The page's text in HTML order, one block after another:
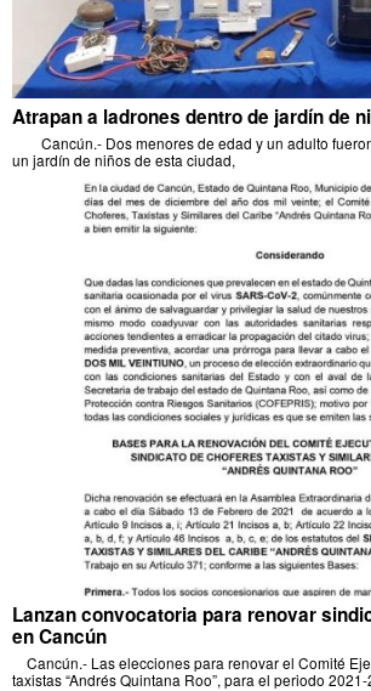
Atrapan a ladrones dentro de jardín de
Cancún.- Dos menores de edad y un adulto
un jardín de niños de esta ciudad,
Lanzan convocatoria para renovar
en Cancún
Cancún.- Las elecciones para renovar el Comité
taxistas “Andrés Quintana Roo”, para el periodo